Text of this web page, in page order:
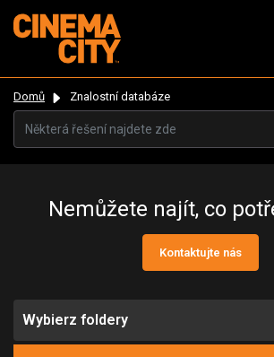
Domů Znalostní databáze
Nemůžete najít, co
Kontaktujte nás
Wybierz foldery